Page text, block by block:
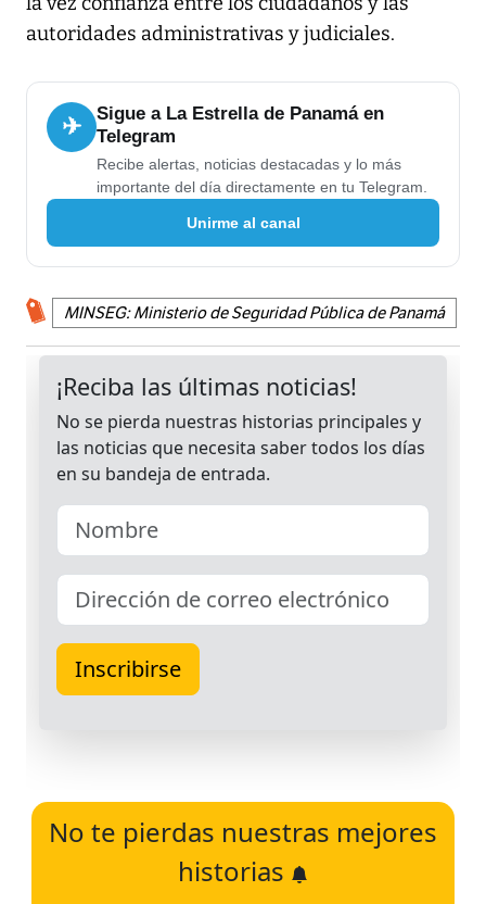
autoridades administrativas y judiciales.
✈
Sigue a La Estrella de Panamá en
Telegram
Recibe alertas, noticias destacadas y lo más
importante del día directamente en tu Telegram.
Unirme al canal
MINSEG: Ministerio de Seguridad Pública de Panamá
No te pierdas nuestras mejores
historias